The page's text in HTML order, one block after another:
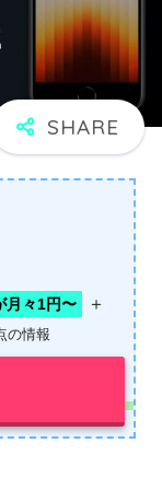
月々1円〜 ＋
の情報